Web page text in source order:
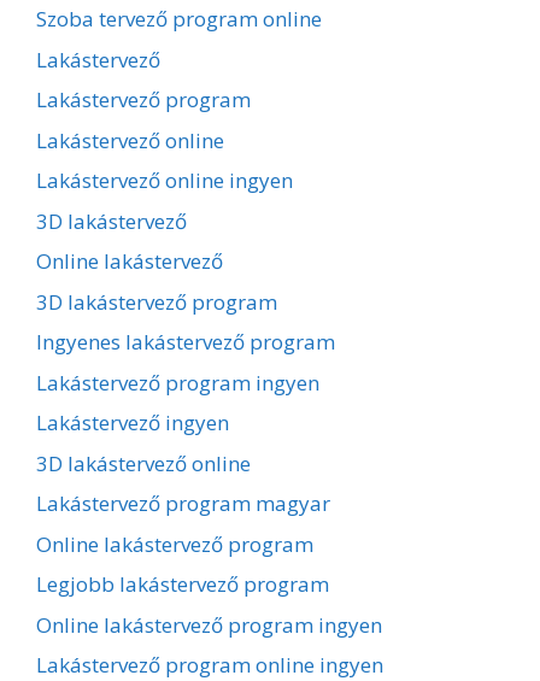
Szoba tervező program online
Lakástervező
Lakástervező program
Lakástervező online
Lakástervező online ingyen
3D lakástervező
Online lakástervező
3D lakástervező program
Ingyenes lakástervező program
Lakástervező program ingyen
Lakástervező ingyen
3D lakástervező online
Lakástervező program magyar
Online lakástervező program
Legjobb lakástervező program
Online lakástervező program ingyen
Lakástervező program online ingyen